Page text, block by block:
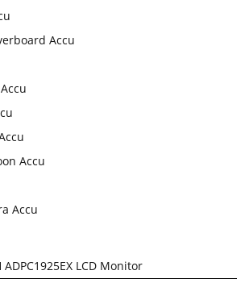
Accu
Accu
Accu
ADPC1925EX LCD Monitor